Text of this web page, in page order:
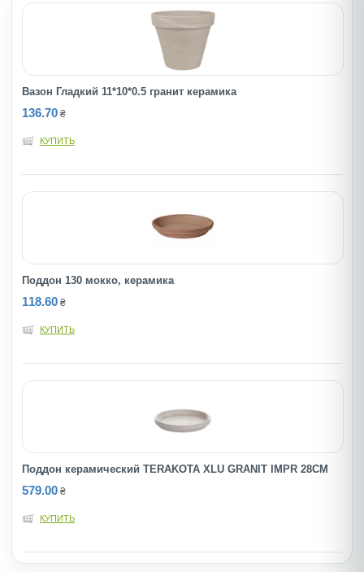
Вазон Гладкий 11*10*0.5 гранит керамика
136.70 ₴
КУПИТЬ
Поддон 130 мокко, керамика
118.60 ₴
КУПИТЬ
Поддон керамический TERAKOTA XLU GRANIT IMPR 28CM
579.00 ₴
КУПИТЬ